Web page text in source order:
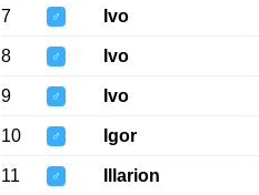
7 ♂ Ivo
8 ♂ Ivo
9 ♂ Ivo
10 ♂ Igor
11 ♂ Illarion